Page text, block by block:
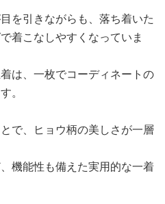
を引きながらも、落ち着いた
着こなしやすくなっていま
は、一枚でコーディネートの
。
で、ヒョウ柄の美しさが一層
機能性も備えた実用的な一着